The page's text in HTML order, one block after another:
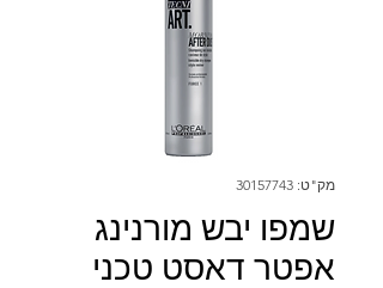
מק"ט: 30157743
שמפו יבש מורנינג
אפטר דאסט טכני